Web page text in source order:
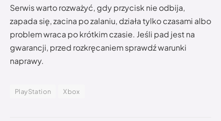
Serwis warto rozważyć, gdy przycisk nie odbija,
zapada się, zacina po zalaniu, działa tylko czasami albo
problem wraca po krótkim czasie. Jeśli pad jest na
gwarancji, przed rozkręcaniem sprawdź warunki
naprawy.
PlayStation Xbox